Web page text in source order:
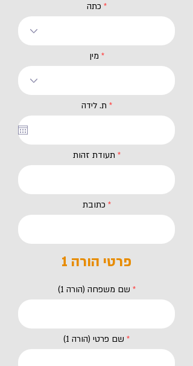
כתה
מין
ת. לידה *r
e
i
r
e
תעודת זהות
כתובת
פרטי הורה 1
שם משפחה (הורה 1)
שם פרטי (הורה 1)